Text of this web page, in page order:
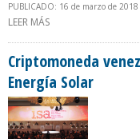
PUBLICADO: 16 de marzo de 2018
LEER MÁS
Criptomoneda
Energía Solar